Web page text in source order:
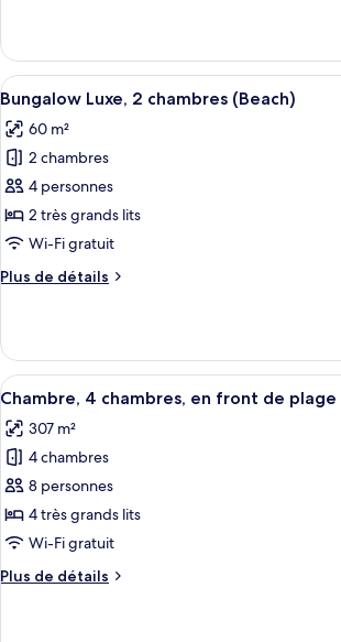
vue
océan
(Residence)
le
type
de
chambre
Chambre,
vue
océan
(Residence)
Afficher
toutes
les
photos
pour
ce
type
chambre :
2
chambres
(Beach)
Une
4
Bungalow Luxe, 2 chambres (Beach)
60 m²
2 chambres
4 personnes
2 très grands lits
Wi-Fi gratuit
Plus de détails
Plus
le
type
de
Bungalow
Luxe,
chambres
(Beach)
Afficher
toutes
les
photos
pour
ce
type
chambre :
Un
12
Chambre, 4 chambres, en front de
307 m²
4 chambres
8 personnes
4 très grands lits
Wi-Fi gratuit
Plus de détails
Plus